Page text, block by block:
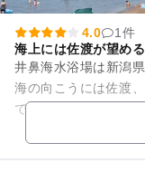
4.0
1件
海上には佐渡が望め
井鼻海水浴場は新潟
海の向こうには佐渡
です。遠浅の海岸は波